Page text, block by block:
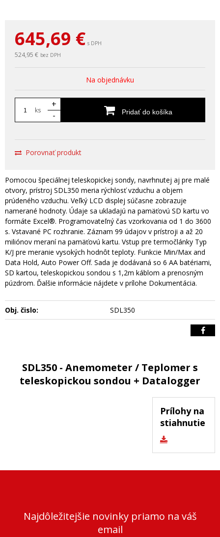
645,69 € s DPH
524,95 € bez DPH
Na objednávku
ks
+
-
Pridať do košíka
Porovnať produkt
Pomocou špeciálnej teleskopickej sondy, navrhnutej aj pre malé
otvory, prístroj SDL350 meria rýchlosť vzduchu a objem
prúdeného vzduchu. Veľký LCD displej súčasne zobrazuje
namerané hodnoty. Údaje sa ukladajú na pamäťovú SD kartu vo
formáte Excel®. Programovateľný čas vzorkovania od 1 do 3600
s. Vstavané PC rozhranie. Záznam 99 údajov v prístroji a až 20
miliónov meraní na pamäťovú kartu. Vstup pre termočlánky Typ
K/J pre meranie vysokých hodnôt teploty. Funkcie Min/Max and
Data Hold, Auto Power Off. Sada je dodávaná so 6 AA batériami,
SD kartou, teleskopickou sondou s 1,2m káblom a prenosným
púzdrom. Ďalšie informácie nájdete v prílohe Dokumentácia.
Obj. čislo: SDL350
SDL350 - Anemometer / Teplomer s
teleskopickou sondou + Datalogger
Prílohy na
stiahnutie
Najdôležitejšie novinky priamo na váš
email